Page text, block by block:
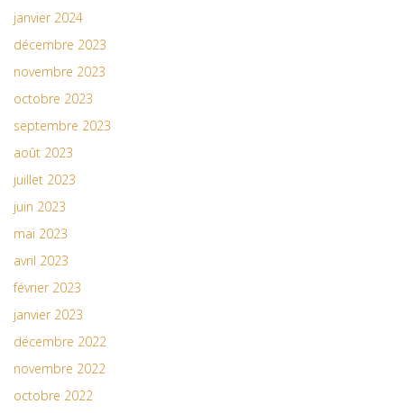
janvier 2024
décembre 2023
novembre 2023
octobre 2023
septembre 2023
août 2023
juillet 2023
juin 2023
mai 2023
avril 2023
février 2023
janvier 2023
décembre 2022
novembre 2022
octobre 2022